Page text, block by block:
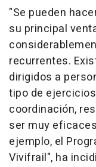
"Se pueden
su principal
recurrentes.
dirigidos a
tipo de
coordinación,
ser muy
ejemplo, el
Vivifrail", ha